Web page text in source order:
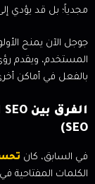
مجدياً؛ بل قد يؤدي
جوجل الآن يمنح
المستخدم، ويقدم
بالفعل في أماكن
SEO)
في السابق، كان
الكلمات المفتاحية